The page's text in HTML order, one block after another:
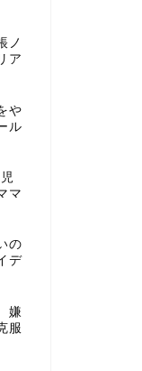
ノ
ア
や
ル
マ
の
デ
嫌
服